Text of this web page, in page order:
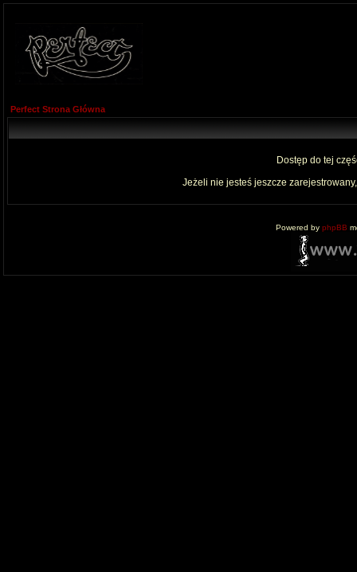
Perfect Strona Główna
Dostęp do tej
Jeżeli nie jesteś jeszcze
Powered by phpBB